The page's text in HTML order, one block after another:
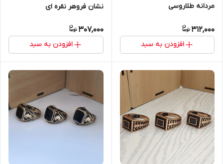
مردانه طلاروسی
312,000
افزودن به سبد
نشان فروهر نقره ای
307,000
افزودن به سبد